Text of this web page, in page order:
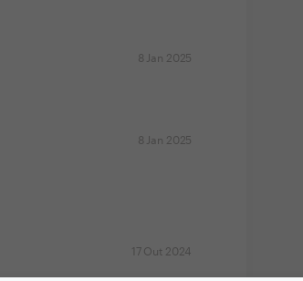
8 Jan 2025
8 Jan 2025
17 Out 2024